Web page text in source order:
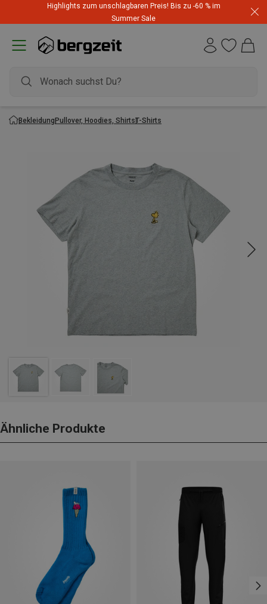
Highlights zum unschlagbaren Preis! Bis zu -60 % im
Summer Sale
BekleidungPullover, Hoodies, ShirtsT-Shirts
Ähnliche Produkte